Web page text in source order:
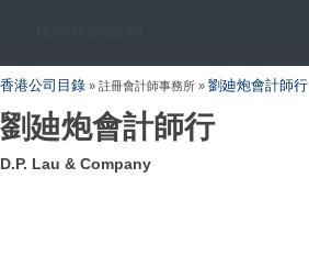
香港公司目錄 » 註冊會計師事務所 » 劉廸炮會計師行
劉廸炮會計師行
D.P. Lau & Company